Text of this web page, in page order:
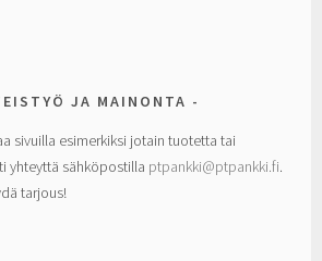
JA MAINONTA
sivuilla esimerkiksi jotain tuotetta tai
yhteyttä sähköpostilla ptpankki@ptpankki.fi.
tarjous!